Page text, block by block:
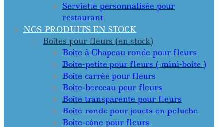
Serviette personnalisée pour
restaurant
NOS PRODUITS EN STOCK
Boîtes pour fleurs (en stock)
Boîte à Chapeau ronde pour fleurs
Boîte-petite pour fleurs ( mini-boîte )
Boîte carrée pour fleurs
Boîte-berceau pour fleurs
Boîte transparente pour fleurs
Boîte ronde pour jouets en peluche
Boîte-cône pour fleurs